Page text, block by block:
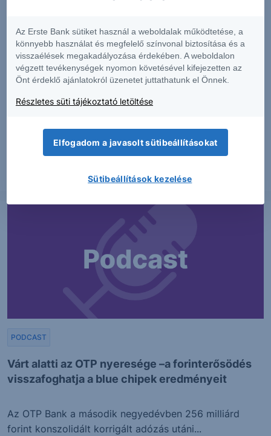
eredmény
Várt alatti az OTP nyeresége –a forinterősödés
visszafoghatja a blue chipek eredményeit
PODCAST
Az OTP Bank a második negyedévben 256 milliárd
forint konszolidált korrigált adózás utáni...
Az Erste Bank sütiket használ a weboldalak működtetése, a
könnyebb használat és megfelelő színvonal biztosítása és a
visszaélések megakadályozása érdekében. A weboldalon
végzett tevékenységek nyomon követésével kifejezetten az
Önt érdeklő ajánlatokról üzenetet juttathatunk el Önnek.
Részletes süti tájékoztató letöltése
Elfogadom a javasolt sütibeállításokat
Sütibeállítások kezelése